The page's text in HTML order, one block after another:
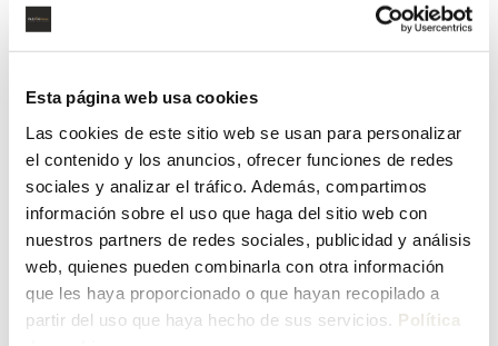
Esta página web usa cookies
Las cookies de este sitio web se usan para personalizar
el contenido y los anuncios, ofrecer funciones de redes
sociales y analizar el tráfico. Además, compartimos
información sobre el uso que haga del sitio web con
nuestros partners de redes sociales, publicidad y análisis
web, quienes pueden combinarla con otra información
que les haya proporcionado o que hayan recopilado a
partir del uso que haya hecho de sus servicios. Política
¿Has olvidado tu contraseña?